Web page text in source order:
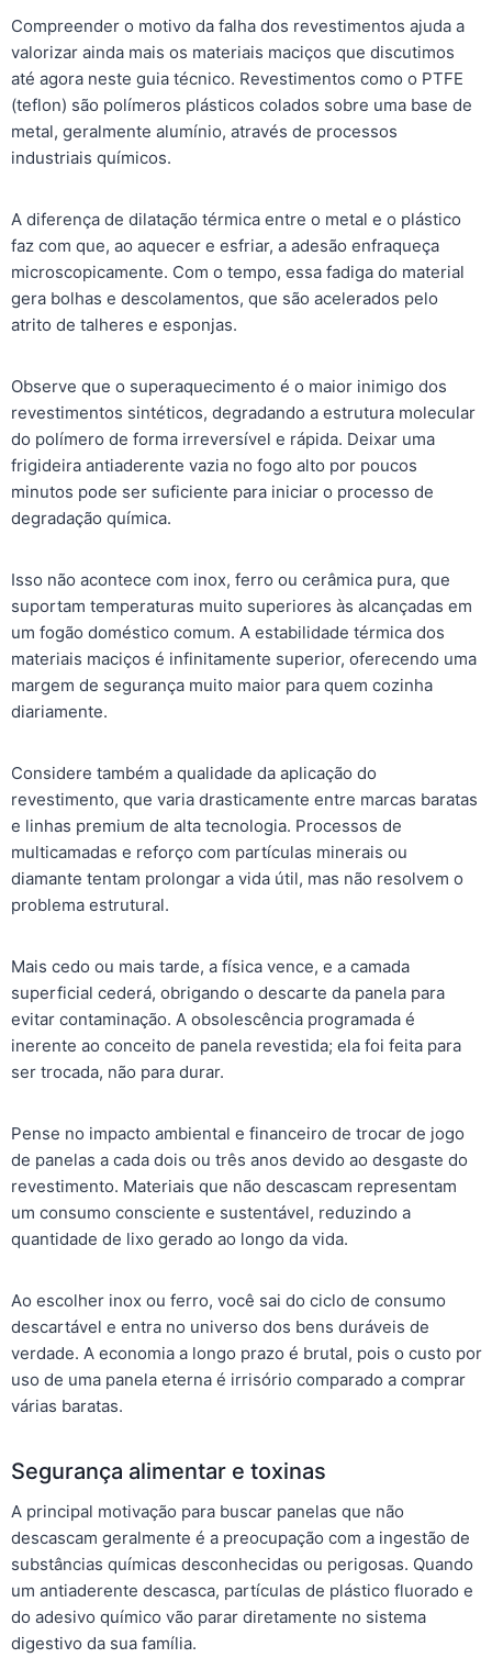
Compreender o motivo da falha dos revestimentos ajuda a
valorizar ainda mais os materiais maciços que discutimos
até agora neste guia técnico. Revestimentos como o PTFE
(teflon) são polímeros plásticos colados sobre uma base de
metal, geralmente alumínio, através de processos
industriais químicos.
A diferença de dilatação térmica entre o metal e o plástico
faz com que, ao aquecer e esfriar, a adesão enfraqueça
microscopicamente. Com o tempo, essa fadiga do material
gera bolhas e descolamentos, que são acelerados pelo
atrito de talheres e esponjas.
Observe que o superaquecimento é o maior inimigo dos
revestimentos sintéticos, degradando a estrutura molecular
do polímero de forma irreversível e rápida. Deixar uma
frigideira antiaderente vazia no fogo alto por poucos
minutos pode ser suficiente para iniciar o processo de
degradação química.
Isso não acontece com inox, ferro ou cerâmica pura, que
suportam temperaturas muito superiores às alcançadas em
um fogão doméstico comum. A estabilidade térmica dos
materiais maciços é infinitamente superior, oferecendo uma
margem de segurança muito maior para quem cozinha
diariamente.
Considere também a qualidade da aplicação do
revestimento, que varia drasticamente entre marcas baratas
e linhas premium de alta tecnologia. Processos de
multicamadas e reforço com partículas minerais ou
diamante tentam prolongar a vida útil, mas não resolvem o
problema estrutural.
Mais cedo ou mais tarde, a física vence, e a camada
superficial cederá, obrigando o descarte da panela para
evitar contaminação. A obsolescência programada é
inerente ao conceito de panela revestida; ela foi feita para
ser trocada, não para durar.
Pense no impacto ambiental e financeiro de trocar de jogo
de panelas a cada dois ou três anos devido ao desgaste do
revestimento. Materiais que não descascam representam
um consumo consciente e sustentável, reduzindo a
quantidade de lixo gerado ao longo da vida.
Ao escolher inox ou ferro, você sai do ciclo de consumo
descartável e entra no universo dos bens duráveis de
verdade. A economia a longo prazo é brutal, pois o custo por
uso de uma panela eterna é irrisório comparado a comprar
várias baratas.
Segurança alimentar e toxinas
A principal motivação para buscar panelas que não
descascam geralmente é a preocupação com a ingestão de
substâncias químicas desconhecidas ou perigosas. Quando
um antiaderente descasca, partículas de plástico fluorado e
do adesivo químico vão parar diretamente no sistema
digestivo da sua família.